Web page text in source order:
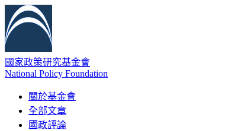
國家政策研究基金會
National Policy Foundation
關於基金會
全部文章
國政評論